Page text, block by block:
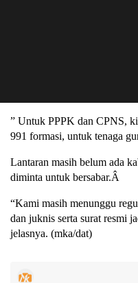
” Untuk PPPK dan CPNS,
991 formasi, untuk tenaga
Lantaran masih belum ada
diminta untuk bersabar.Â
“Kami masih menunggu
dan juknis serta surat resmi
jelasnya. (mka/dat)